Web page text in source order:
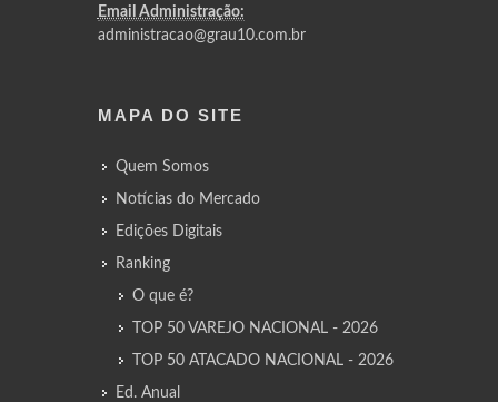
Email Administração:
administracao@grau10.com.br
MAPA DO SITE
Quem Somos
Notícias do Mercado
Edições Digitais
Ranking
O que é?
TOP 50 VAREJO NACIONAL - 2026
TOP 50 ATACADO NACIONAL - 2026
Ed. Anual